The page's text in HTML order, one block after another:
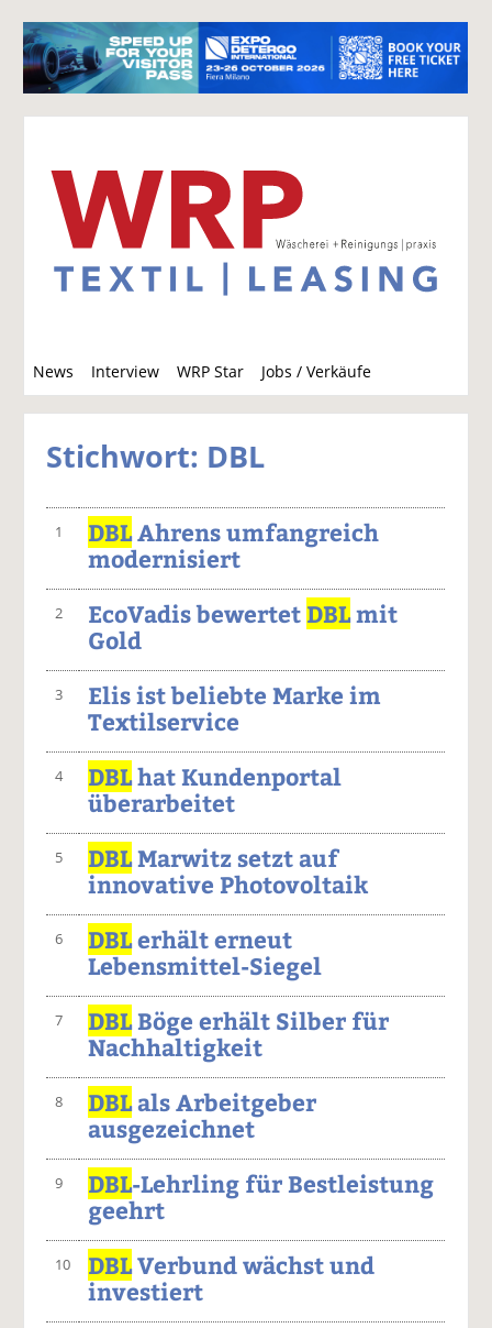
News Interview WRP Star Jobs / Verkäufe
u
c
Stichwort: DBL
1 DBLAhrens umfangreich
modernisiert
2 EcoVadis bewertet DBLmit
Gold
3
Elis ist beliebte Marke im
Textilservice
4 DBLhat Kundenportal
überarbeitet
5 DBLMarwitz setzt auf
innovative Photovoltaik
6 DBLerhält erneut
Lebensmittel-Siegel
7 DBLBöge erhält Silber für
Nachhaltigkeit
8 DBLals Arbeitgeber
ausgezeichnet
9 DBL-Lehrling für Bestleistung
geehrt
10 DBLVerbund wächst und
investiert